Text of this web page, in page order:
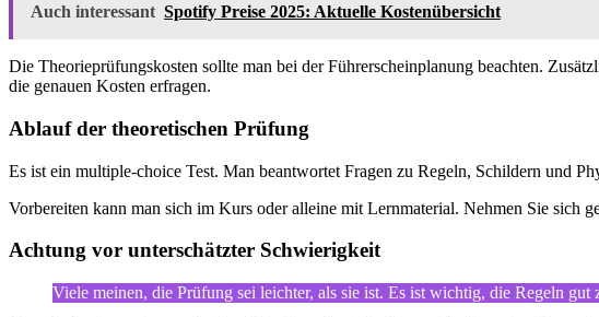
Auch interessant Spotify Preise 2025: Aktuelle Kostenübersicht
Die Theorieprüfungskosten sollte man bei der Führerscheinplanung beachten.
die genauen Kosten erfragen.
Ablauf der theoretischen Prüfung
Es ist ein multiple-choice Test. Man beantwortet Fragen zu Regeln, Schildern und
Vorbereiten kann man sich im Kurs oder alleine mit Lernmaterial. Nehmen Sie sich
Achtung vor unterschätzter Schwierigkeit
Viele meinen, die Prüfung sei leichter, als sie ist. Es ist wichtig, die Regeln gut